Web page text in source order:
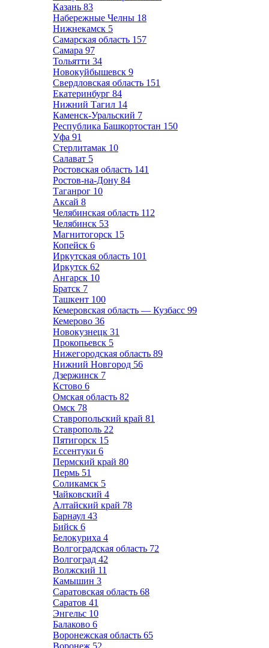
Казань 83
Набережные Челны 18
Нижнекамск 5
Самарская область 157
Самара 97
Тольятти 34
Новокуйбышевск 9
Свердловская область 151
Екатеринбург 84
Нижний Тагил 14
Каменск-Уральский 7
Республика Башкортостан 150
Уфа 91
Стерлитамак 10
Салават 5
Ростовская область 141
Ростов-на-Дону 84
Таганрог 10
Аксай 8
Челябинская область 112
Челябинск 53
Магнитогорск 15
Копейск 6
Иркутская область 101
Иркутск 62
Ангарск 10
Братск 7
Ташкент 100
Кемеровская область — Кузбасс 99
Кемерово 36
Новокузнецк 31
Прокопьевск 5
Нижегородская область 89
Нижний Новгород 56
Дзержинск 7
Кстово 6
Омская область 82
Омск 78
Ставропольский край 81
Ставрополь 22
Пятигорск 15
Ессентуки 6
Пермский край 80
Пермь 51
Соликамск 5
Чайковский 4
Алтайский край 78
Барнаул 43
Бийск 6
Белокуриха 4
Волгоградская область 72
Волгоград 42
Волжский 11
Камышин 3
Саратовская область 68
Саратов 41
Энгельс 10
Балаково 6
Воронежская область 65
Воронеж 52